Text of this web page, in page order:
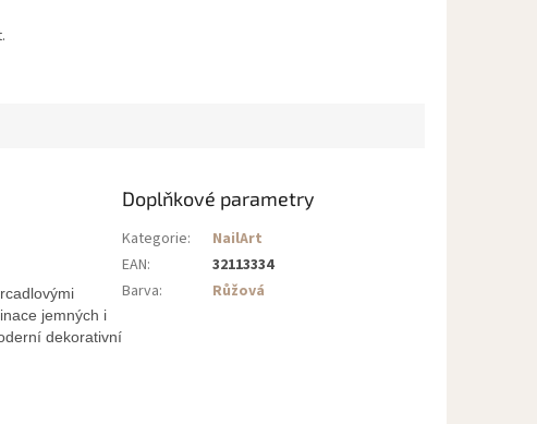
jemných i
dekorativní
Doplňkové parametry
Kategorie:
NailArt
EAN:
32113334
Barva: Růžová